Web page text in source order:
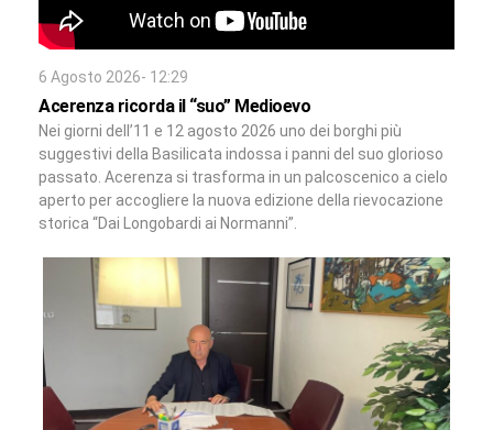
6 Agosto 2026- 12:29
Acerenza ricorda il “suo” Medioevo
Nei giorni dell’11 e 12 agosto 2026 uno dei borghi più
suggestivi della Basilicata indossa i panni del suo glorioso
passato. Acerenza si trasforma in un palcoscenico a cielo
aperto per accogliere la nuova edizione della rievocazione
storica “Dai Longobardi ai Normanni”.